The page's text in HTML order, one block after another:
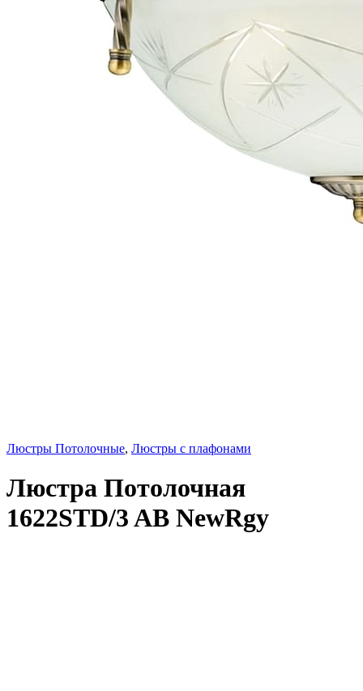
Люстры Потолочные, Люстры с плафонами
Люстра Потолочная
1622STD/3 AB NewRgy